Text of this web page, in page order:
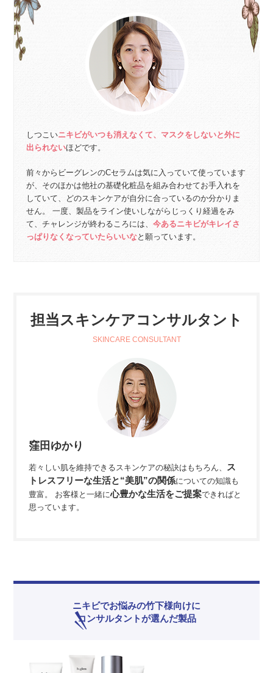
しつこいニキビがいつも消えなくて、マスクをしないと外に
出られないほどです。
前々からビーグレンのCセラムは気に入っていて使っています
が、そのほかは他社の基礎化粧品を組み合わせてお手入れを
していて、どのスキンケアが自分に合っているのか分かりま
せん。 一度、製品をライン使いしながらじっくり経過をみ
て、チャレンジが終わるころには、今あるニキビがキレイさ
っぱりなくなっていたらいいなと願っています。
担当スキンケアコンサルタント
窪田ゆかり
若々しい肌を維持できるスキンケアの秘訣はもちろん、
ス
トレスフリーな生活と“美肌”の関係についての知識も
豊富。 お客様と一緒に心豊かな生活をご提案できればと
思っています。
ニキビでお悩みの竹下様向けに
コンサルタントが選んだ製品